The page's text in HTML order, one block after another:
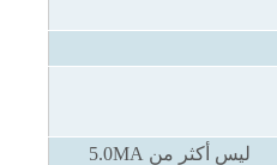
ليس أكثر من 5.0MA